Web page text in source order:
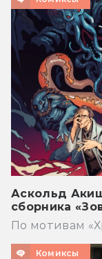
Аскольд
сборника
По мотивам
Комиксы